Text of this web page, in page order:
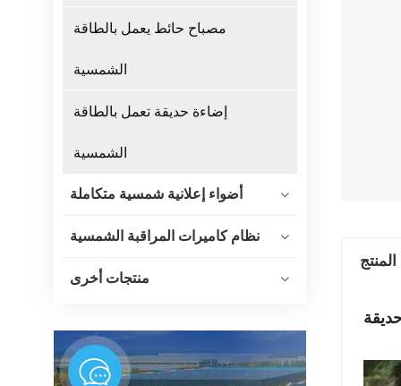
مصباح حائط يعمل بالطاقة
الشمسية
إضاءة حديقة تعمل بالطاقة
الشمسية
أضواء إعلانية شمسية متكاملة
نظام كاميرات المراقبة الشمسية
منتجات أخرى